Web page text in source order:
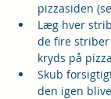
pizzasiden
Læg hver
de fire
kryds på
Skub
den igen